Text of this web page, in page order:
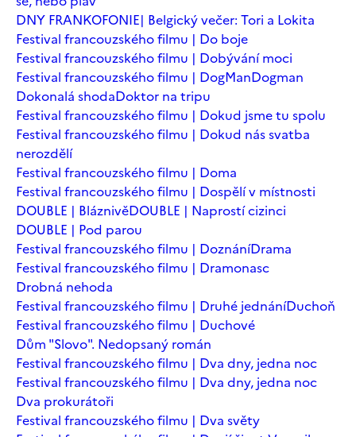
DNY FRANKOFONIE| Belgický večer: Tori a Lokita
Festival francouzského filmu | Do boje
Festival francouzského filmu | Dobývání moci
Festival francouzského filmu | DogManDogman
Dokonalá shodaDoktor na tripu
Festival francouzského filmu | Dokud jsme tu spolu
Festival francouzského filmu | Dokud nás svatba
nerozdělí
Festival francouzského filmu | Doma
Festival francouzského filmu | Dospělí v místnosti
DOUBLE | BláznivěDOUBLE | Naprostí cizinci
DOUBLE | Pod parou
Festival francouzského filmu | DoznáníDrama
Festival francouzského filmu | Dramonasc
Drobná nehoda
Festival francouzského filmu | Druhé jednáníDuchoň
Festival francouzského filmu | Duchové
Dům "Slovo". Nedopsaný román
Festival francouzského filmu | Dva dny, jedna noc
Festival francouzského filmu | Dva dny, jedna noc
Dva prokurátoři
Festival francouzského filmu | Dva světy